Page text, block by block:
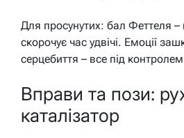
Для просунутих: бал Феттеля –
скорочує час удвічі. Емоції
серцебиття – все під
Вправи та пози:
каталізатор